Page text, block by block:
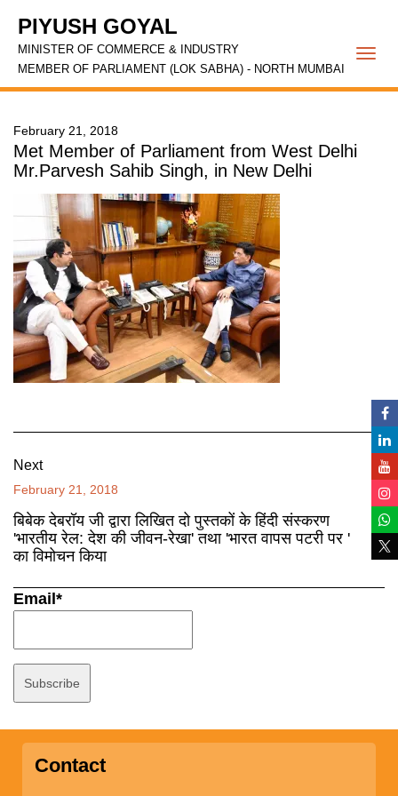
PIYUSH GOYAL
MINISTER OF COMMERCE & INDUSTRY
MEMBER OF PARLIAMENT (LOK SABHA) - NORTH MUMBAI
February 21, 2018
Met Member of Parliament from West Delhi
Mr.Parvesh Sahib Singh, in New Delhi
Next
February 21, 2018
बिबेक देबरॉय जी द्वारा लिखित दो पुस्तकों के हिंदी संस्करण
'भारतीय रेल: देश की जीवन-रेखा' तथा 'भारत वापस पटरी पर '
का विमोचन किया
Email*
Contact